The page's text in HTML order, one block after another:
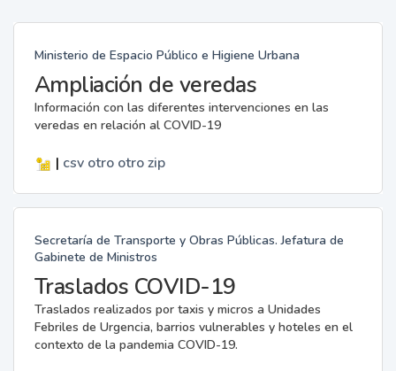
Ministerio de Espacio Público e Higiene Urbana
Ampliación de veredas
Información con las diferentes intervenciones en las
veredas en relación al COVID-19
| csv otro otro zip
Secretaría de Transporte y Obras Públicas. Jefatura de
Gabinete de Ministros
Traslados COVID-19
Traslados realizados por taxis y micros a Unidades
Febriles de Urgencia, barrios vulnerables y hoteles en el
contexto de la pandemia COVID-19.